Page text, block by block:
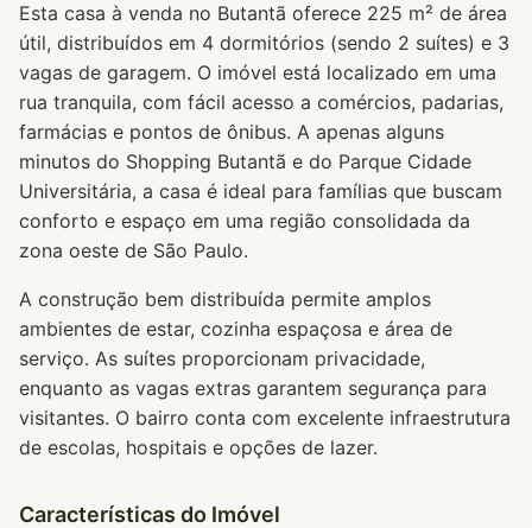
Esta casa à venda no Butantã oferece 225 m² de área
útil, distribuídos em 4 dormitórios (sendo 2 suítes) e 3
vagas de garagem. O imóvel está localizado em uma
rua tranquila, com fácil acesso a comércios, padarias,
farmácias e pontos de ônibus. A apenas alguns
minutos do Shopping Butantã e do Parque Cidade
Universitária, a casa é ideal para famílias que buscam
conforto e espaço em uma região consolidada da
zona oeste de São Paulo.
A construção bem distribuída permite amplos
ambientes de estar, cozinha espaçosa e área de
serviço. As suítes proporcionam privacidade,
enquanto as vagas extras garantem segurança para
visitantes. O bairro conta com excelente infraestrutura
de escolas, hospitais e opções de lazer.
Características do Imóvel